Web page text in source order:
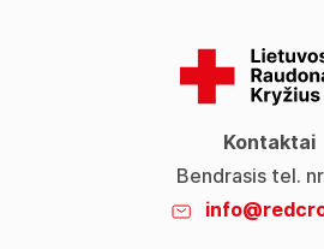
Kontaktai
Bendrasis tel.